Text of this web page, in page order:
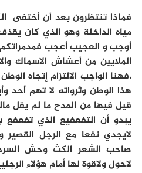
فماذا تنتظرون بعد أن أختفى
مياه الداخلة وهو الذي كان
أوجب و العجيب أعجب
الملايين من أعشاش الاسماك
،فهنا الواجب الالتزام إتجاه
هذا الوطن وثرواته لا تهم أحد
قيل فيها من المدح ما لم يقل
يبدو أن التفعفيع الذي
لايجدي نفعا مع الرجل
صاحب الشعر الكث وحش
لاحول ولاقوة لها أمام هؤلاء